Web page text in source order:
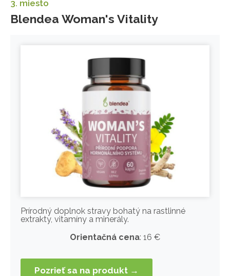
3. miesto
Blendea Woman's Vitality
Prírodný doplnok stravy bohatý na rastlinné
extrakty, vitamíny a minerály.
Orientačná cena: 16 €
Pozrieť sa na produkt →